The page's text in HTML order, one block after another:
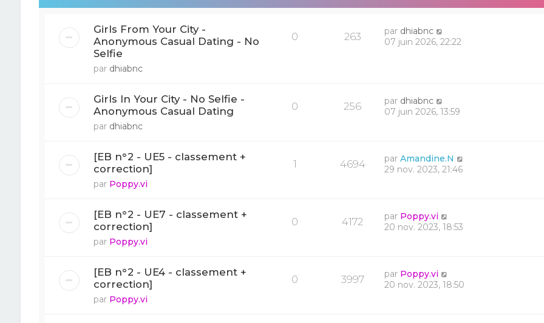
Girls From Your City -
Anonymous Casual Dating - No
Selfie
par dhiabnc
0 263 par dhiabnc
07 juin 2026, 22:22
Girls In Your City - No Selfie -
Anonymous Casual Dating
par dhiabnc
0 256 par dhiabnc
07 juin 2026, 13:59
[EB n°2 - UE5 - classement +
correction]
par Poppy.vi
1 4694 parAmandine.N
29 nov. 2023, 21:46
[EB n°2 - UE7 - classement +
correction]
par Poppy.vi
0 4172 par Poppy.vi
20 nov. 2023, 18:53
[EB n°2 - UE4 - classement +
correction]
par Poppy.vi
0 3997 par Poppy.vi
20 nov. 2023, 18:50